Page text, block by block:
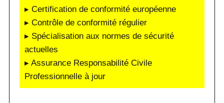
▸ Certification de conformité européenne
▸ Contrôle de conformité régulier
▸ Spécialisation aux normes de sécurité
actuelles
▸ Assurance Responsabilité Civile
Professionnelle à jour